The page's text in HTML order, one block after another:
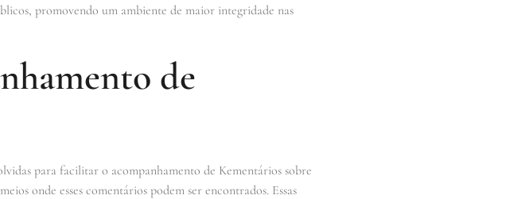
promovendo um ambiente de maior integridade nas
de
para facilitar o acompanhamento de Kementários sobre
onde esses comentários podem ser encontrados. Essas